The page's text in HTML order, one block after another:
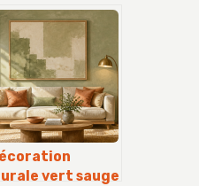
un lieu
et
qui
vert sauge